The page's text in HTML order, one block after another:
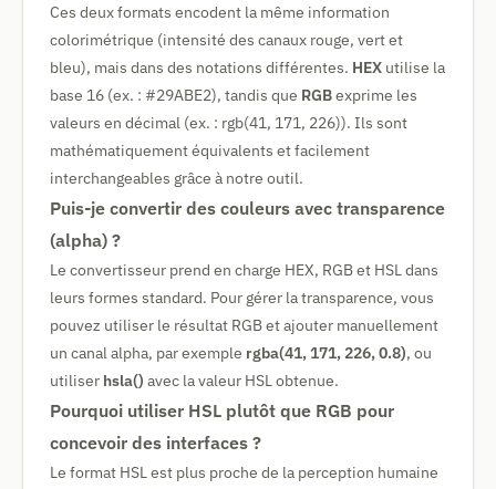
Ces deux formats encodent la même information
colorimétrique (intensité des canaux rouge, vert et
bleu), mais dans des notations différentes. HEX utilise la
base 16 (ex. : #29ABE2), tandis que RGBexprime les
valeurs en décimal (ex. : rgb(41, 171, 226)). Ils sont
mathématiquement équivalents et facilement
interchangeables grâce à notre outil.
Puis-je convertir des couleurs avec transparence
(alpha) ?
Le convertisseur prend en charge HEX, RGB et HSL dans
leurs formes standard. Pour gérer la transparence, vous
pouvez utiliser le résultat RGB et ajouter manuellement
un canal alpha, par exemple rgba(41, 171, 226, 0.8), ou
utiliser hsla() avec la valeur HSL obtenue.
Pourquoi utiliser HSL plutôt que RGB pour
concevoir des interfaces ?
Le format HSL est plus proche de la perception humaine